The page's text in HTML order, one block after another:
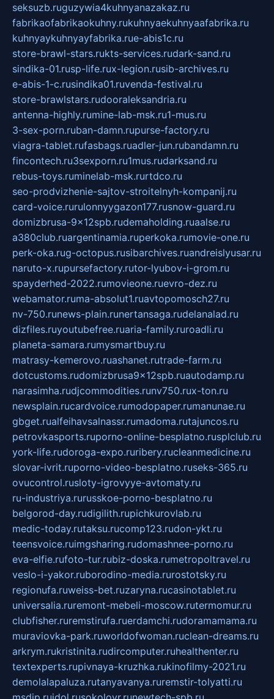
seksuzb.ruguzywia4kuhnyanazakaz.ru
fabrikaofabrikaokuhny.rukuhnyaekuhnyaafabrika.ru
kuhnyaykuhnyayfabrika.rue-abis1c.ru
store-brawl-stars.rukts-services.rudark-sand.ru
sindika-01.rusp-life.rux-legion.rusib-archives.ru
e-abis-1-c.rusindika01.ruvenda-festival.ru
store-brawlstars.rudooraleksandria.ru
antenna-highly.rumine-lab-msk.ru1-mus.ru
3-sex-porn.ruban-damn.rupurse-factory.ru
viagra-tablet.rufasbags.ruadler-jun.rubandamn.ru
fincontech.ru3sexporn.ru1mus.rudarksand.ru
rebus-toys.ruminelab-msk.rurtdco.ru
seo-prodvizhenie-sajtov-stroitelnyh-kompanij.ru
card-voice.rurulonnyygazon177.rusnow-guard.ru
domizbrusa-9x12spb.rudemaholding.ruaalse.ru
a380club.ruargentinamia.ruperkoka.rumovie-one.ru
perk-oka.rug-octopus.rusibarchives.ruandreislyusar.ru
naruto-x.rupursefactory.rutor-lyubov-i-grom.ru
spayderhed-2022.rumovieone.ruevro-dez.ru
webamator.ruma-absolut1.ruavtopomosch27.ru
nv-750.runews-plain.runertansaga.rudelanalad.ru
dizfiles.ruyoutubefree.ruaria-family.ruroadli.ru
planeta-samara.rumysmartbuy.ru
matrasy-kemerovo.ruashanet.rutrade-farm.ru
dotcustoms.rudomizbrusa9x12spb.ruautodamp.ru
narasimha.rudjcommodities.runv750.rux-ton.ru
newsplain.rucardvoice.rumodopaper.rumanunae.ru
gbget.rualfeihavsalnassr.rumadoma.rutajuncos.ru
petrovkasports.ruporno-online-besplatno.rusplclub.ru
york-life.rudoroga-expo.ruribery.rucleanmedicine.ru
slovar-ivrit.ruporno-video-besplatno.ruseks-365.ru
ovucontrol.rusloty-igrovyye-avtomaty.ru
ru-industriya.rurusskoe-porno-besplatno.ru
belgorod-day.rudigilith.rupichkurovlab.ru
medic-today.rutaksu.rucomp123.rudon-ykt.ru
teensvoice.ruimgsharing.rudomashnee-porno.ru
eva-elfie.rufoto-tur.rubiz-doska.rumetropoltravel.ru
veslo-i-yakor.ruborodino-media.rurostotsky.ru
regionufa.ruweiss-bet.ruzaryna.rucasinotablet.ru
universalia.ruremont-mebeli-moscow.rutermomur.ru
clubfisher.ruremstirufa.ruerdamchi.rudoramamama.ru
muraviovka-park.ruworldofwoman.ruclean-dreams.ru
arkrym.rukristinita.rudircomputer.ruhealthenter.ru
textexperts.rupivnaya-kruzhka.rukinofilmy-2021.ru
demolalapaluza.rutanyavanya.ruremstir-tolyatti.ru